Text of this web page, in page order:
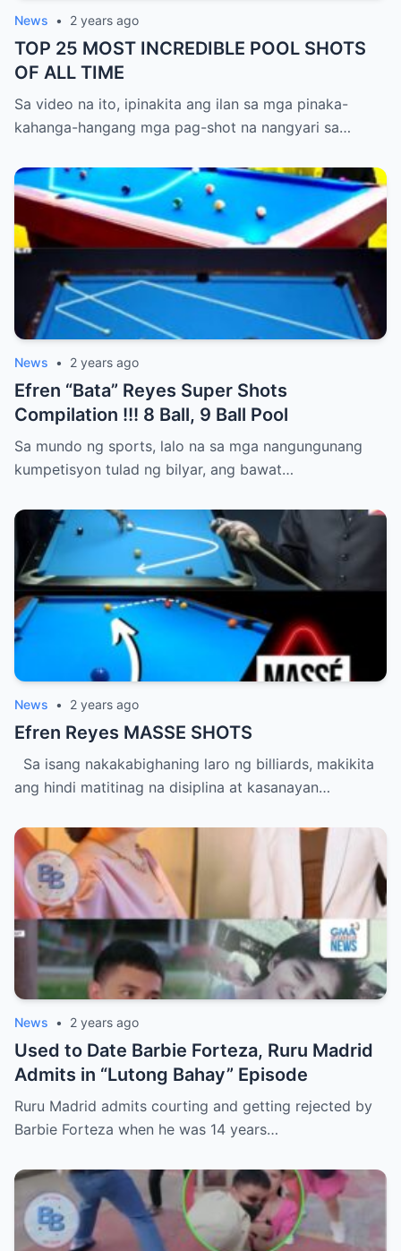
News • 2 years ago
TOP 25 MOST INCREDIBLE POOL SHOTS
OF ALL TIME
Sa video na ito, ipinakita ang ilan sa mga pinaka-
kahanga-hangang mga pag-shot na nangyari sa…
News • 2 years ago
Efren “Bata” Reyes Super Shots
Compilation !!! 8 Ball, 9 Ball Pool
Sa mundo ng sports, lalo na sa mga nangungunang
kumpetisyon tulad ng bilyar, ang bawat…
News • 2 years ago
Efren Reyes MASSE SHOTS
Sa isang nakakabighaning laro ng billiards, makikita
ang hindi matitinag na disiplina at kasanayan…
News • 2 years ago
Used to Date Barbie Forteza, Ruru Madrid
Admits in “Lutong Bahay” Episode
Ruru Madrid admits courting and getting rejected by
Barbie Forteza when he was 14 years…